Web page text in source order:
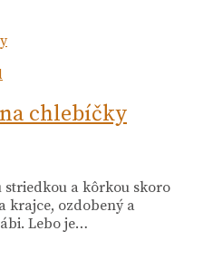
chlebíčky
striedkou a kôrkou skoro
krajce, ozdobený a
Lebo je…